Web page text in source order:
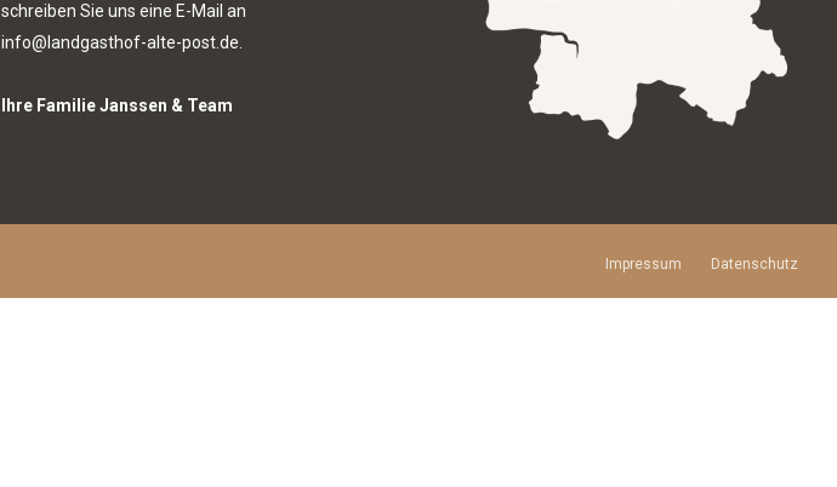
schreiben Sie uns eine E-Mail an
info@landgasthof-alte-post.de.
Ihre Familie Janssen & Team
Impressum Datenschutz